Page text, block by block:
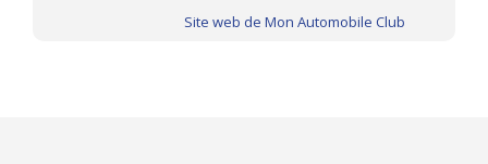
Site web de Mon Automobile Club